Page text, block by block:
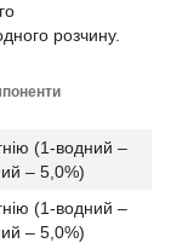
розчину.
(1-водний –
– 5,0%)
(1-водний –
– 5,0%)